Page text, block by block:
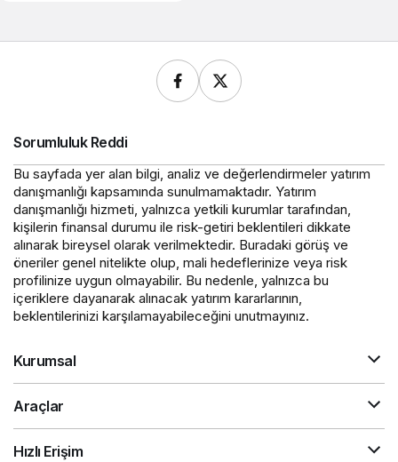
Sorumluluk Reddi
Bu sayfada yer alan bilgi, analiz ve değerlendirmeler yatırım
danışmanlığı kapsamında sunulmamaktadır. Yatırım
danışmanlığı hizmeti, yalnızca yetkili kurumlar tarafından,
kişilerin finansal durumu ile risk-getiri beklentileri dikkate
alınarak bireysel olarak verilmektedir. Buradaki görüş ve
öneriler genel nitelikte olup, mali hedeflerinize veya risk
profilinize uygun olmayabilir. Bu nedenle, yalnızca bu
içeriklere dayanarak alınacak yatırım kararlarının,
beklentilerinizi karşılamayabileceğini unutmayınız.
Kurumsal
Araçlar
Hızlı Erişim